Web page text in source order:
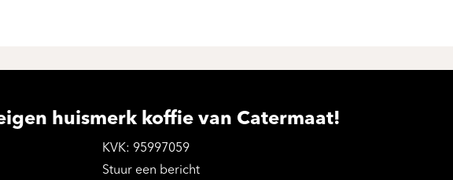
huismerk koffie van Catermaat!
KVK: 95997059
Stuur een bericht